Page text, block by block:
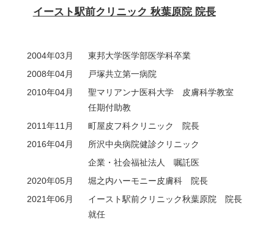
イースト駅前クリニック 秋葉原院 院長
2004年03月
東邦大学医学部医学科卒業
2008年04月
戸塚共立第一病院
2010年04月
聖マリアンナ医科大学 皮膚科学教室
任期付助教
2011年11月
町屋皮フ科クリニック 院長
2016年04月
所沢中央病院健診クリニック
企業・社会福祉法人 嘱託医
2020年05月
堀之内ハーモニー皮膚科 院長
2021年06月
イースト駅前クリニック秋葉原院 院長
就任